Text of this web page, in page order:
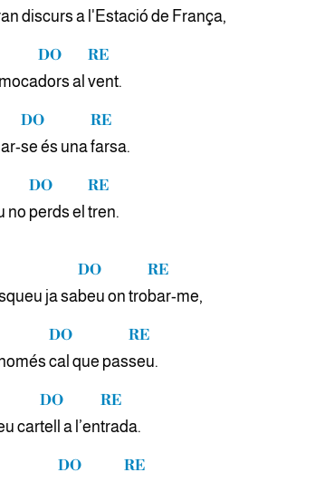
discurs a l'Estació de França,
DO
dors al
RE
vent.
DO
se és una
RE
farsa.
no
DO
perds el
RE
tren.
ja sa
DO
beu on tro
RE
bar-me,
DO
cal que pas
RE
seu.
car
DO
tell a l’en
RE
trada.
DO
RE